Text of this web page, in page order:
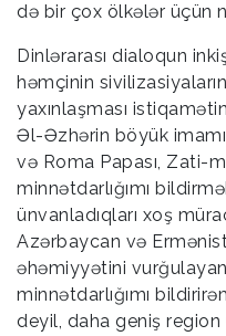
də bir çox ölkələr üçün
Dinlərarası dialoqun
həmçinin
yaxınlaşması
Əl-Əzhərin böyük
və Roma Papası, Zati-
minnətdarlığımı
ünvanladıqları xoş
Azərbaycan və
əhəmiyyətini
minnətdarlığımı
deyil, daha geniş